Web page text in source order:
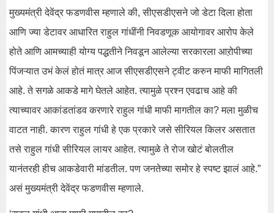
मुख्यमंत्री देवेंद्र फडणवीस म्हणाले की, सीएसडीएसने जो डेटा दिला होता
आणि ज्या डेटावर आधारित राहुल गांधींनी निवडणूक आयोगावर आरोप केले
होते आणि आमच्याही योग्य पद्धतीने निवडून आलेल्या सरकारला आऱोपीच्या
पिंजऱ्यात उभं केलं होतं मात्र आज सीएसडीएसने ट्वीट करुन माफी मागितली
आहे. ते सगळे आकडे मागे घेतले आहेत. त्यामुळे प्रश्न एवढाच आहे की
त्याच्यावर आकांडतांडव करणारे राहुल गांधी माफी मागतील का? मला मुळीच
वाटत नाही. कारण राहुल गांधी हे एक प्रकारे जसे सीरियल किलर असतात
तसे राहुल गांधी सीरियल लायर आहेत. त्यामुळे ते रोज खोटं बोलतील
यानंतरही हीच आकडेवारी मांडतील. पण जनतेच्या समोर हे स्पष्ट झालं आहे.”
असं मुख्यमंत्री देवेंद्र फडणवीस म्हणाले.